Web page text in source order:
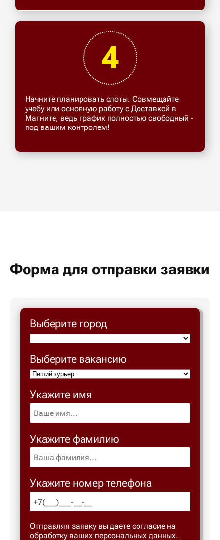
4
Начните планировать слоты. Совмещайте
учебу или основную работу с Доставкой в
Магните, ведь график полностью свободный -
под вашим контролем!
Форма для отправки заявки
Выберите город
Выберите вакансию
Укажите имя
Укажите фамилию
Укажите номер телефона
Отправляя заявку вы даете согласие на
обработку ваших персональных данных.